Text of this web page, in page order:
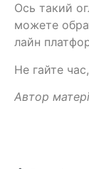
Ось такий
можете
лайн
Не гайте
Автор